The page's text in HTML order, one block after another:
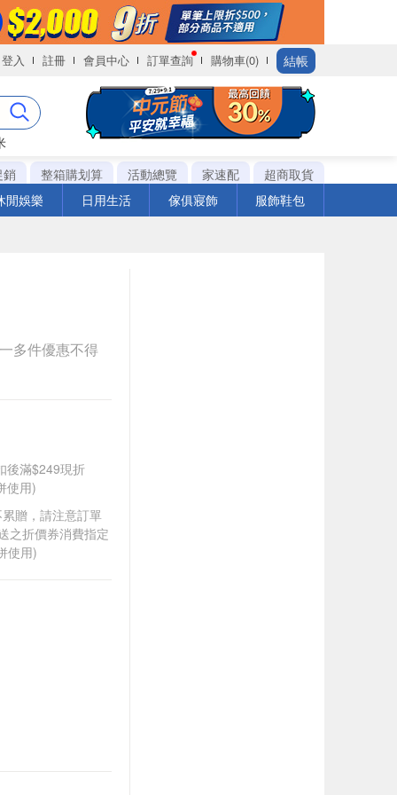
登入 註冊 會員中心 訂單查詢 購物車(0) 結帳
銷
整箱購划算 活動總覽 家速配
超商取貨
閒娛樂
日用生活 傢俱寢飾 服飾鞋包
多件優惠不得
後滿$249現折
使用)
贈，請注意訂單
之折價券消費指定
使用)